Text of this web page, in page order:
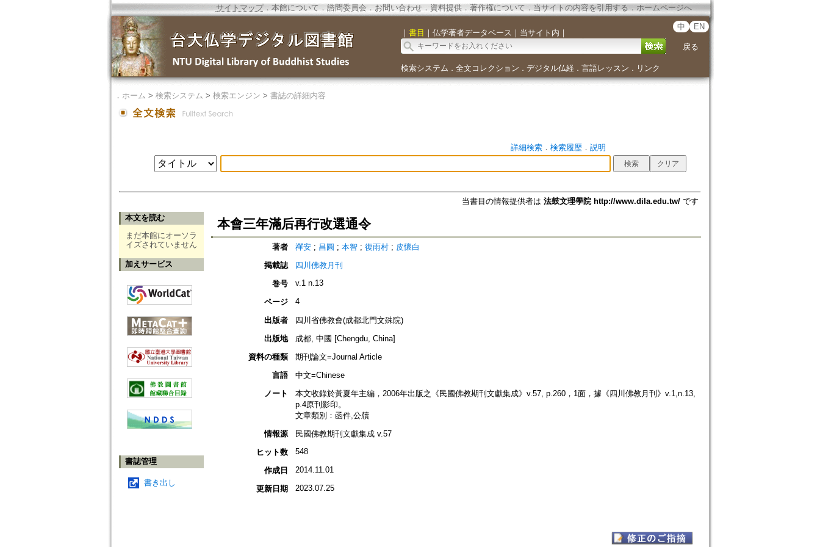
サイトマップ．本館について ． 諮問委員会． お問い合わせ． 資料提供． 著作権について．当サイトの内容を引用する ． ホームページへ
｜ 書目 ｜ 仏学著者データベース ｜ 当サイト内 ｜
中 EN
戻る
検索システム ． 全文コレクション ． デジタル仏経． 言語レッスン ． リンク
． ホーム > 検索システム > 検索エンジン > 書誌の詳細内容
詳細検索． 検索履歴． 説明
当書目の情報提供者は 法鼓文理學院 http://www.dila.edu.tw/です
本文を読む
まだ本館にオーソラ
イズされていません
加えサービス
書誌管理
書き出し
本會三年滿后再行改選通令
著者 禪安; 昌圓 ; 本智; 復雨村; 皮懷白
掲載誌
四川佛教月刊
巻号
v.1 n.13
ページ 4
出版者
四川省佛教會(成都北門文殊院)
出版地
成都, 中國 [Chengdu, China]
資料の種類
期刊論文=Journal Article
言語
中文=Chinese
ノート
本文收錄於黃夏年主編，2006年出版之《民國佛教期刊文獻集成》v.57, p.260，1面，據《四川佛教月刊》v.1,n.13,
p.4原刊影印。
文章類別：函件,公牘
情報源
民國佛教期刊文獻集成 v.57
ヒット数
548
作成日 2014.11.01
更新日期 2023.07.25